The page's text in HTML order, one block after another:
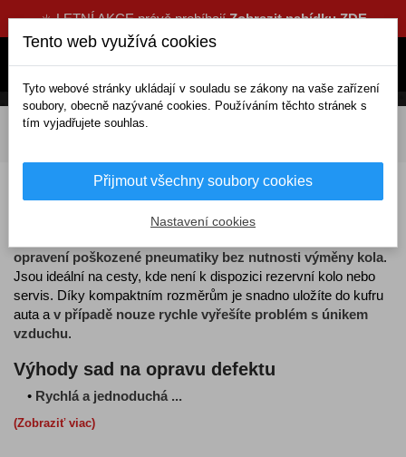
☀️ LETNÍ AKCE právě probíhajíZobrazit nabídku ZDE
DOMOV Výbava a nářadí
Sady na opravu defektů
opravení poškozené pneumatiky bez nutnosti výměny kola.
Jsou ideální na cesty, kde není k dispozici rezervní kolo nebo
servis. Díky kompaktním rozměrům je snadno uložíte do kufru
auta a v případě nouze rychle vyřešíte problém s únikem
vzduchu.
Výhody sad na opravu defektu
• Rychlá a jednoduchá ...
(Zobraziť viac)
Tento web využívá cookies
Tyto webové stránky ukládají v souladu se zákony na vaše zařízení
soubory, obecně nazývané cookies. Používáním těchto stránek s
tím vyjadřujete souhlas.
Přijmout všechny soubory cookies
Nastavení cookies